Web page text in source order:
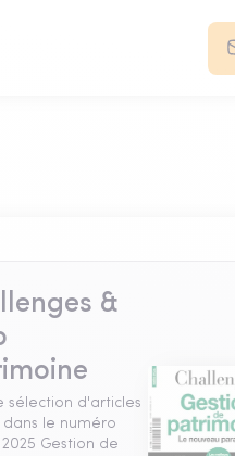
&
sélection d'articles
dans le numéro
Gestion de